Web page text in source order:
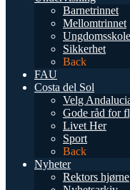
Barnetrinnet
Mellomtrinnet
Sikkerhet
Back
FAU
Costa del Sol
Velg
Gode råd for
Livet Her
Sport
Back
Nyheter
Rektors hjørne